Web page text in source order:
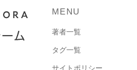
MENU
著者一覧
タグ一覧
サイトポリシー